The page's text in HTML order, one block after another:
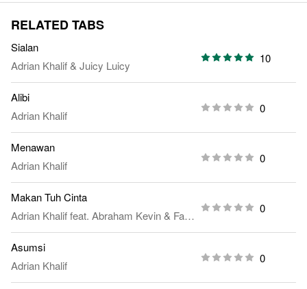
RELATED TABS
Sialan
Adrian Khalif&Juicy Luicy
10
Alibi
Adrian Khalif
0
Menawan
Adrian Khalif
0
Makan Tuh Cinta
Adrian Khaliffeat. Abraham Kevin& Farrel Hilal
0
Asumsi
Adrian Khalif
0